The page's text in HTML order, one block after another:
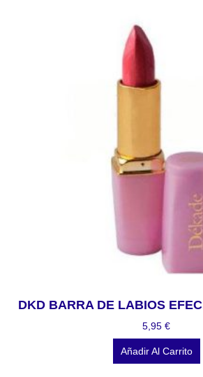
DKD BARRA DE LABIOS
5,95 €
Añadir Al Carrito